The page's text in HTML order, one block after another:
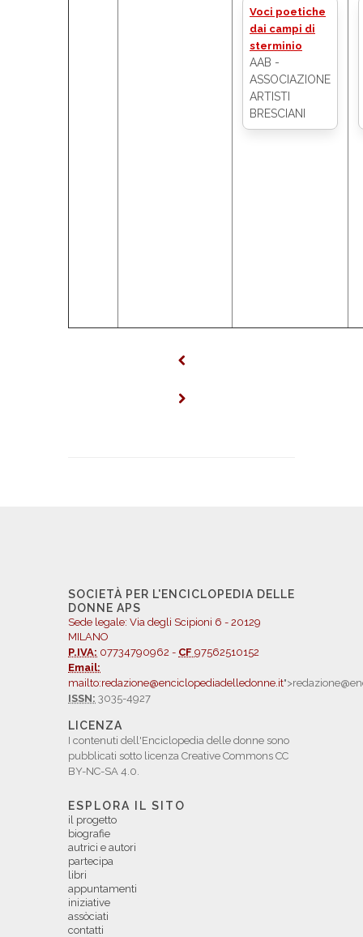
Voci poetiche
dai campi di
sterminio
AAB -
ASSOCIAZIONE
ARTISTI
BRESCIANI
SOCIETÀ PER L'ENCICLOPEDIA DELLE
DONNE APS
Sede legale: Via degli Scipioni 6 - 20129
MILANO
P.IVA: 07734790962 - CF 97562510152
Email:
mailto:redazione@enciclopediadelledonne.it
ISSN: 3035-4927
LICENZA
I contenuti dell'Enciclopedia delle donne sono
pubblicati sotto licenza Creative Commons CC
BY-NC-SA 4.0.
ESPLORA IL SITO
il progetto
biografie
autrici e autori
partecipa
libri
appuntamenti
iniziative
assòciati
contatti